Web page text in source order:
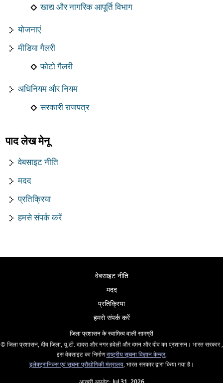
खाद्य और नागरिक आपूर्ति विभाग
योजनाएं
मीडिया गैलरी
फोटो गैलरी
अधिनियम और नियम
सरकारी राजपत्र
पाद लेख मेनू
वेबसाइट नीति
मदद
प्रतिक्रिया
हमसे संपर्क करें
वेबसाइट नीति
मदद
प्रतिक्रिया
हमसे संपर्क करें
जिला प्रशासन के स्वामित्व वाली सामग्री
© जिला प्रशासन, दीव जिला, यू.टी. दादरा और नगर हवेली और दमन और दीव का प्रशासन। भारत सरकार ,
इस वेबसाइट का निर्माणराष्ट्रीय सूचना विज्ञान केन्द्र,
इलेक्ट्रानिक्स एवं सूचना प्रौद्योगिकी मंत्रालय, भारत सरकार द्वारा किया गया है।